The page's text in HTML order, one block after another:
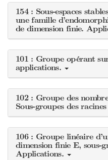
154 : Sous-espaces
une famille
de dimension finie.
101 : Groupe opérant
applications.
102 : Groupe des
Sous-groupes des
106 : Groupe linéaire
dimension finie E, sous-
Applications.